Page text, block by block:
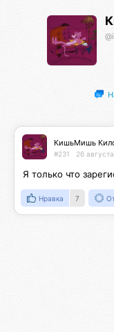
КишьМишь
#231 26
Я только что
Нравка 7